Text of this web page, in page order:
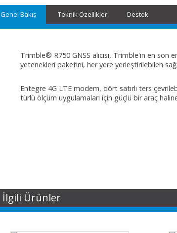
Genel Bakış Teknik Özellikler Destek
Trimble® R750 GNSS alıcısı, Trimble'ın en
yetenekleri paketini, her yere yerleştirilebilen
Entegre 4G LTE modem, dört satırlı ters
türlü ölçüm uygulamaları için güçlü bir araç
İlgili Ürünler